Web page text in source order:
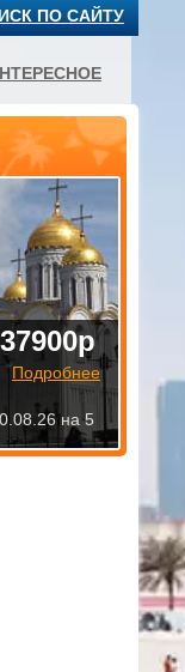
37900р
Подробнее
на 5
ПО САЙТУ